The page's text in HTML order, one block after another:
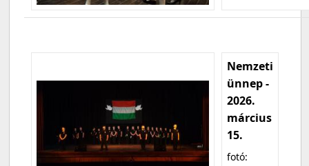
Nemzeti
ünnep -
2026.
március
15.
fotó: